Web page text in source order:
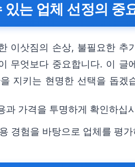
는 업체 선정의 중
이삿짐의 손상, 불필요한
무엇보다 중요합니다. 이
지키는 현명한 선택을 돕겠
과 가격을 투명하게 확인하십
경험을 바탕으로 업체를 평